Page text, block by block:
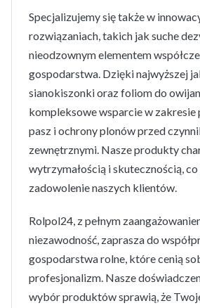
Specjalizujemy się także w
rozwiązaniach, takich jak suche
nieodzownym elementem
gospodarstwa. Dzięki najwyższej
sianokiszonki oraz foliom do
kompleksowe wsparcie w zakresie
pasz i ochrony plonów przed
zewnętrznymi. Nasze produkty
wytrzymałością i skutecznością, co
zadowolenie naszych klientów.
Rolpol24, z pełnym
niezawodność, zaprasza do
gospodarstwa rolne, które cenią
profesjonalizm. Nasze
wybór produktów sprawią, że